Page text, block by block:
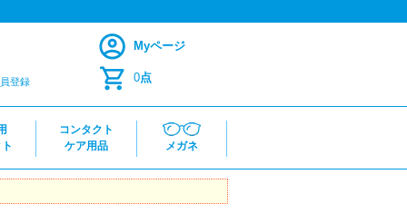
登録
Myページ
0点
コンタクト
ケア用品
メガネ